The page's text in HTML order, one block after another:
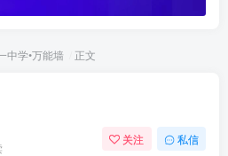
中学•万能墙 正文
关注 私信